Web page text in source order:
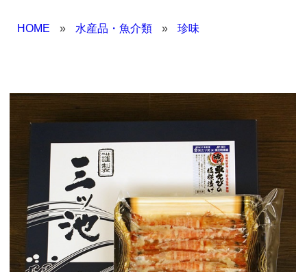
HOME » 水産品・魚介類 » 珍味